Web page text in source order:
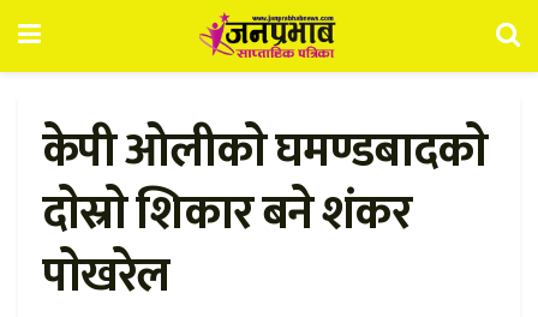
केपी ओलीकाे घमण्डबादकाे
दाेस्राे शिकार बने शंकर
पाेखरेल